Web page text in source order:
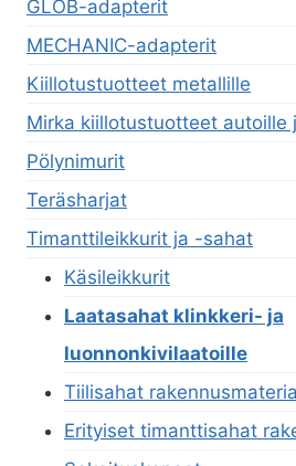
GLOB-adapterit
MECHANIC-adapterit
Kiillotustuotteet metallille
Mirka kiillotustuotteet autoille
Pölynimurit
Teräsharjat
Timanttileikkurit ja -sahat
Käsileikkurit
Laatasahat klinkkeri- ja
luonnonkivilaatoille
Tiilisahat
Erityiset timanttisahat